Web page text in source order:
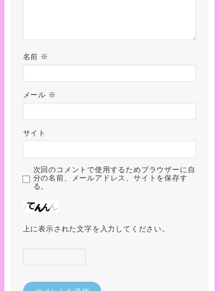
名前 ※
メール ※
サイト
次回のコメントで使用するためブラウザーに自
分の名前、メールアドレス、サイトを保存す
る。
上に表示された文字を入力してください。